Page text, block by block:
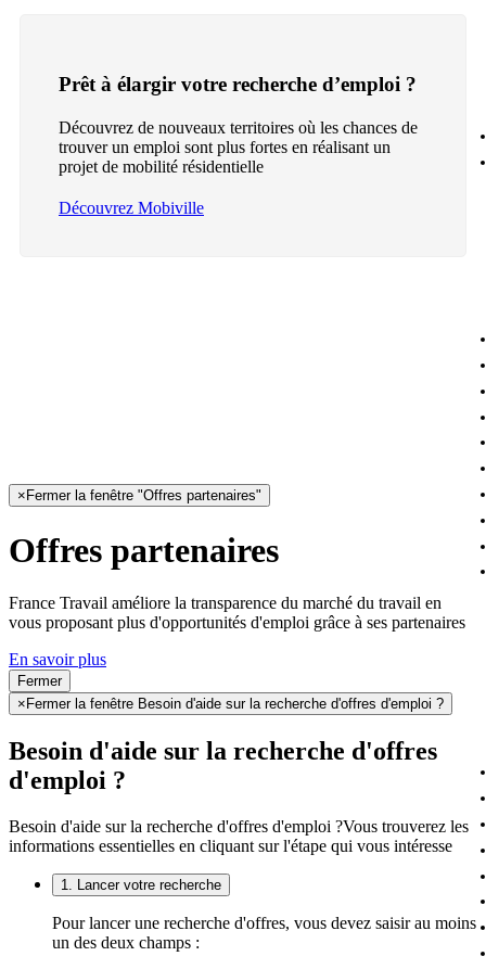
Prêt à élargir votre recherche d’emploi ?
Découvrez de nouveaux territoires où les chances de
trouver un emploi sont plus fortes en réalisant un
projet de mobilité résidentielle
Découvrez Mobiville
× Fermer la fenêtre "Offres partenaires"
Offres partenaires
France Travail améliore la transparence du marché du travail en
vous proposant plus d'opportunités d'emploi grâce à ses partenaires
En savoir plus
Fermer
× Fermer la fenêtre Besoin d'aide sur la recherche d'offres d'emploi ?
Besoin d'aide sur la recherche d'offres
d'emploi ?
Besoin d'aide sur la recherche d'offres d'emploi ?Vous trouverez les
informations essentielles en cliquant sur l'étape qui vous intéresse
1. Lancer votre recherche
Pour lancer une recherche d'offres, vous devez saisir au moins
un des deux champs :